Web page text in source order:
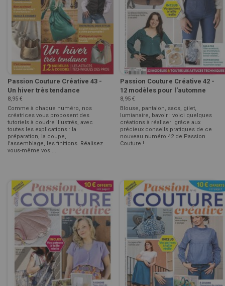
Passion Couture Créative 43 -
Un hiver très tendance
8,95 €
Comme à chaque numéro, nos
créatrices vous proposent des
tutoriels à coudre illustrés, avec
toutes les explications : la
préparation, la coupe,
l'assemblage, les finitions. Réalisez
vous-même vos ...
Passion Couture Créative 42 -
12 modèles pour l'automne
8,95 €
Blouse, pantalon, sacs, gilet,
lumianaire, bavoir : voici quelques
créations à réaliser grâce aux
précieux conseils pratiques de ce
nouveau numéro 42 de Passion
Couture !